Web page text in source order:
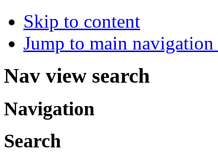
Skip to content
Jump to main
Nav view search
Navigation
Search